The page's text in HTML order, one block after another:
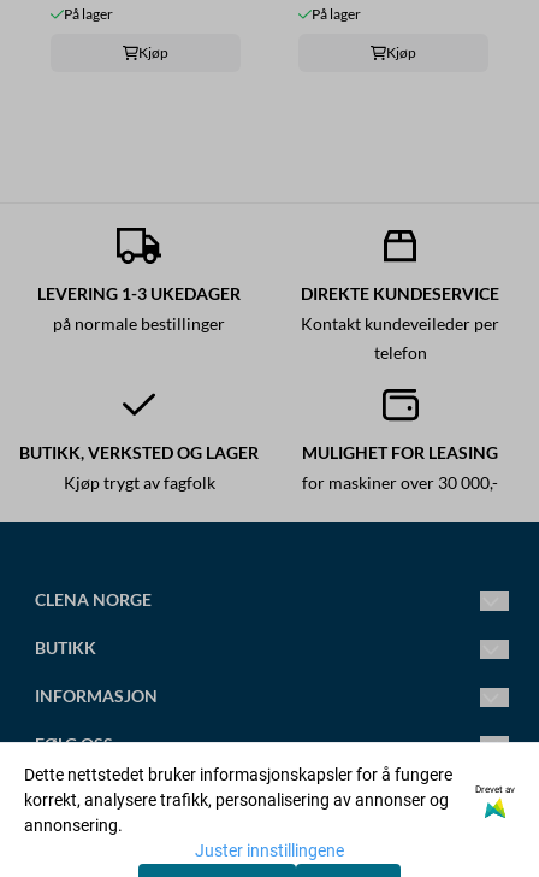
På lager
Kjøp
På lager
Kjøp
LEVERING 1-3 UKEDAGER
på normale bestillinger
DIREKTE KUNDESERVICE
Kontakt kundeveileder per
telefon
BUTIKK, VERKSTED OG LAGER
Kjøp trygt av fagfolk
MULIGHET FOR LEASING
for maskiner over 30 000,-
CLENA NORGE
Vi leverer alt fra små standard høytrykksspylere til store
spesialtilpassede anlegg.
post@clena.no
Tlf.: +47 45 88 58 31
Org. nr. 920230695
Orstadvegen 128b, 4353 KLEPP STASJON
BUTIKK
Mandag-Fredag 8.00-16.00
Kontakt oss
OPPRETT KONTO
INFORMASJON
Om oss
Artikler
Salgsbetingelser
FØLG OSS
Facebook
Dette nettstedet bruker informasjonskapsler for å fungere
korrekt, analysere trafikk, personalisering av annonser og
annonsering.
Drevet av
Juster innstillingene